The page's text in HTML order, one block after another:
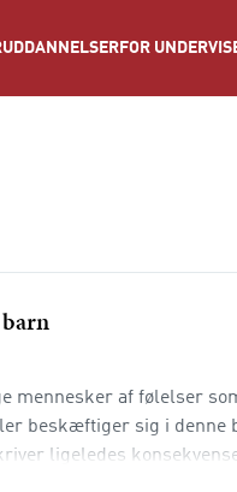
UDDANNELSER FOR
mennesker af følelser
beskæftiger sig i denne
ligeledes